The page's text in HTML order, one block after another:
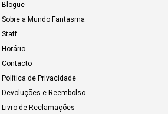
Blogue
Sobre a Mundo Fantasma
Staff
Horário
Contacto
Política de Privacidade
Devoluções e Reembolso
Livro de Reclamações